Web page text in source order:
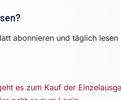
abonnieren und täglich lesen
es zum Kauf der